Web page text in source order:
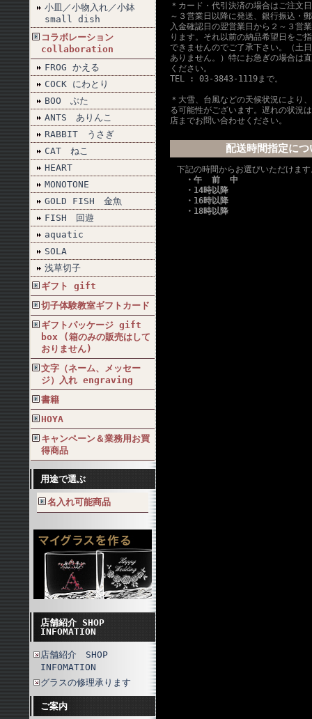
小皿／小物入れ／小鉢
small dish
コラボレーション
collaboration
FROG かえる
COCK にわとり
BOO ぶた
ANTS ありんこ
RABBIT うさぎ
CAT ねこ
HEART
MONOTONE
GOLD FISH 金魚
FISH 回遊
aquatic
SOLA
浅草切子
ギフト gift
切子体験教室ギフトカード
ギフトパッケージ gift
box (箱のみの販売はして
おりません)
文字（ネーム、メッセー
ジ）入れ engraving
書籍
HOYA
キャンペーン＆業務用お買
得商品
用途で選ぶ
名入れ可能商品
店舗紹介 SHOP
INFOMATION
店舗紹介 SHOP
INFOMATION
グラスの修理承ります
ご案内
＊カード・代引決済の場合はご注文
～３営業日以降に発送、銀行振込・
入金確認日の翌営業日から２～３営
ります。それ以前の納品希望日をご
できませんのでご了承下さい。（土
ありません。）特にお急ぎの場合は
ください。
TEL : 03-3843-1119まで。
＊大雪、台風などの天候状況により
る可能性がございます。遅れの状況
店までお問い合わせください。
配送時間指定につ
下記の時間からお選びいただけま
・午 前 中
・14時以降
・16時以降
・18時以降